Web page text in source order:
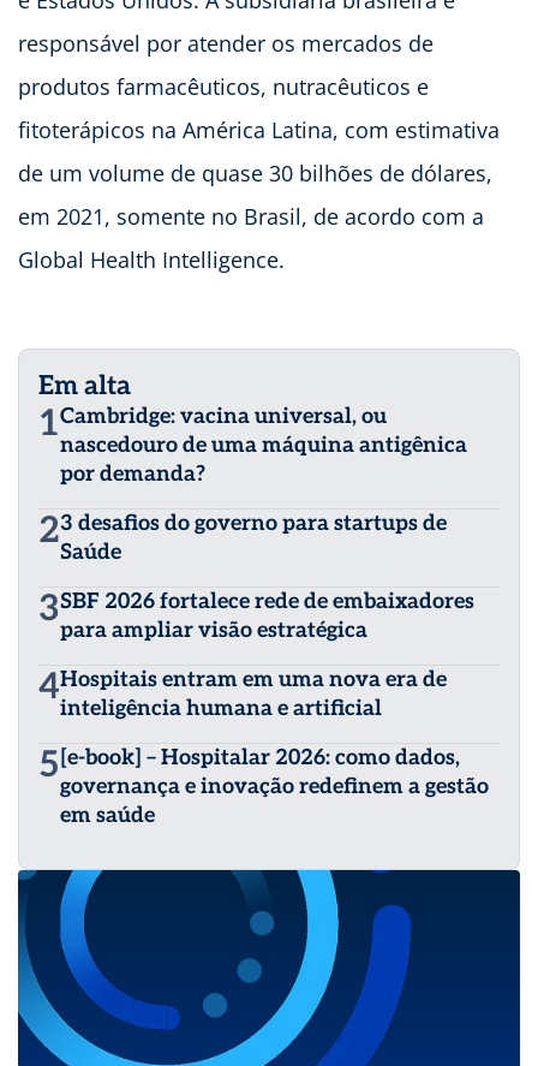
responsável por atender os mercados de
produtos farmacêuticos, nutracêuticos e
fitoterápicos na América Latina, com estimativa
de um volume de quase 30 bilhões de dólares,
em 2021, somente no Brasil, de acordo com a
Global Health Intelligence.
Em alta
1Cambridge: vacina universal, ou
nascedouro de uma máquina antigênica
por demanda?
23 desafios do governo para startups de
Saúde
3SBF 2026 fortalece rede de embaixadores
para ampliar visão estratégica
4Hospitais entram em uma nova era de
inteligência humana e artificial
5 [e-book] – Hospitalar 2026: como dados,
governança e inovação redefinem a gestão
em saúde